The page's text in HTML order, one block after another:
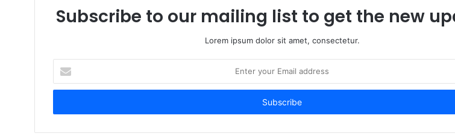
Subscribe to our mailing list to get the new
Lorem ipsum dolor sit amet, consectetur.
your
Email